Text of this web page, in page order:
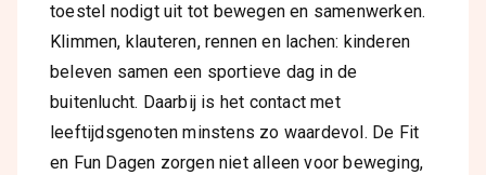
toestel nodigt uit tot bewegen en samenwerken.
Klimmen, klauteren, rennen en lachen: kinderen
beleven samen een sportieve dag in de
buitenlucht. Daarbij is het contact met
leeftijdsgenoten minstens zo waardevol. De Fit
en Fun Dagen zorgen niet alleen voor beweging,